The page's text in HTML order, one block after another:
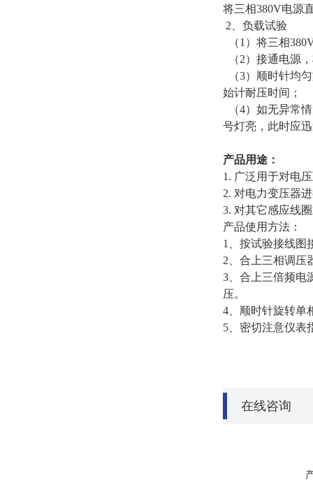
将三相380V电源
2、负载试验
（1）将三相
（2）接通电源
（3）顺时针均
始计耐压时间；
（4）如无异常
号灯亮，此时应
产品用途：
1. 广泛用于对电
2. 对电力变压器
3. 对其它感应线
产品使用方法：
1、按试验接线图
2、合上三相调压
3、合上三倍频电
压。
4、顺时针旋转单
5、密切注意仪表
在线咨询